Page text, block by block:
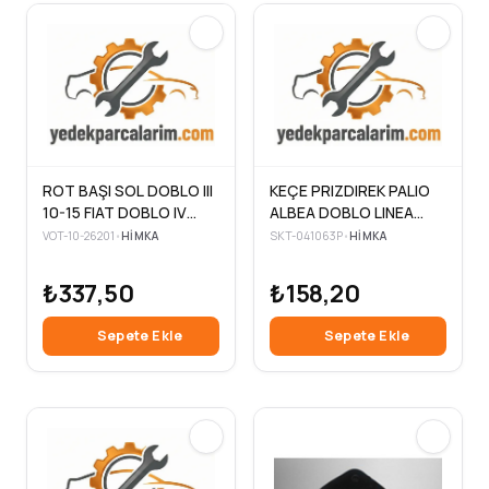
ROT BAŞI SOL DOBLO III
10-15 FIAT DOBLO IV
PRATICO 15>18
VOT-10-26201 •HIMKA
₺337,50
Sepete Ekle
KEÇE PRIZDIREK PALIO
ALBEA DOBLO LINEA
FIORINO 01> 1.3 1.9
SKT-041063P•HIMKA
₺158,20
Sepete Ekle